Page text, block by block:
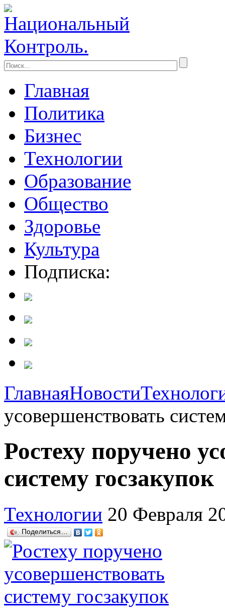
Главная
Политика
Бизнес
Технологии
Образование
Общество
Здоровье
Культура
Подписка:
ГлавнаяНовости
усовершенствовать
Ростеху поручено
систему госзакупок
Технологии 20 Февраля
Поделиться…